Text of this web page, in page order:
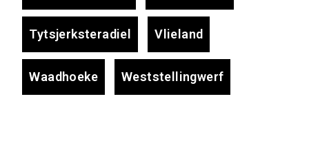
Tytsjerksteradiel Vlieland
Waadhoeke Weststellingwerf